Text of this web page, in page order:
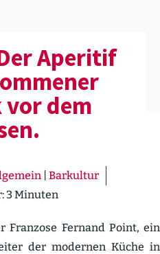
Aperitif
vor dem
Barkultur
3Minuten
Fernand Point, ein
der modernen Küche in